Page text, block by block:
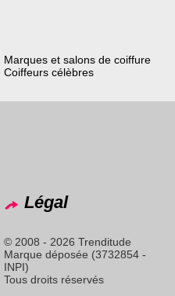
Marques et salons de coiffure
Coiffeurs célèbres
Légal
© 2008 - 2026 Trenditude
Marque déposée (3732854 -
INPI)
Tous droits réservés